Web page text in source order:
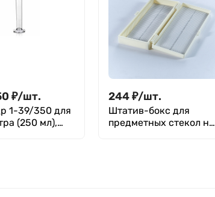
₽/шт.
1-39/350 для
(250 мл),
244₽/шт.
Штатив-бокс для
предметных стекол на